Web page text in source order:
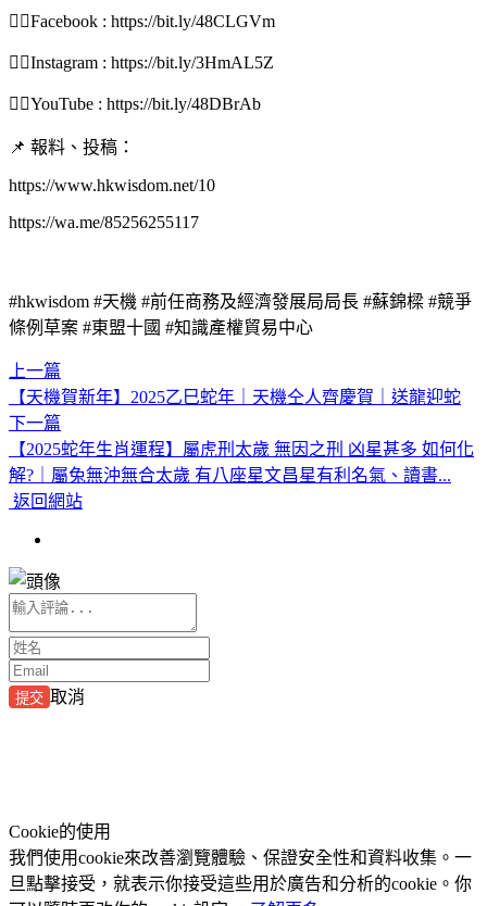
👉🏻Facebook : https://bit.ly/48CLGVm
👉🏻Instagram : https://bit.ly/3HmAL5Z
👉🏻YouTube : https://bit.ly/48DBrAb
📌 報料、投稿：
https://www.hkwisdom.net/10
https://wa.me/85256255117
#hkwisdom #天機 #前任商務及經濟發展局局長 #蘇錦樑 #競爭
條例草案 #東盟十國 #知識產權貿易中心
上一篇
【天機賀新年】2025乙巳蛇年｜天機仝人齊慶賀｜送龍迎蛇
下一篇
【2025蛇年生肖運程】屬虎刑太歲 無因之刑 凶星甚多 如何化
解?｜屬兔無沖無合太歲 有八座星文昌星有利名氣、讀書...
返回網站
提交 取消
Cookie的使用
我們使用cookie來改善瀏覽體驗、保證安全性和資料收集。一
旦點擊接受，就表示你接受這些用於廣告和分析的cookie。你